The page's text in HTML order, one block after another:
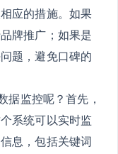
应的措施。如果
牌推广；如果是
题，避免口碑的
据监控呢？首先，
系统可以实时监
息，包括关键词